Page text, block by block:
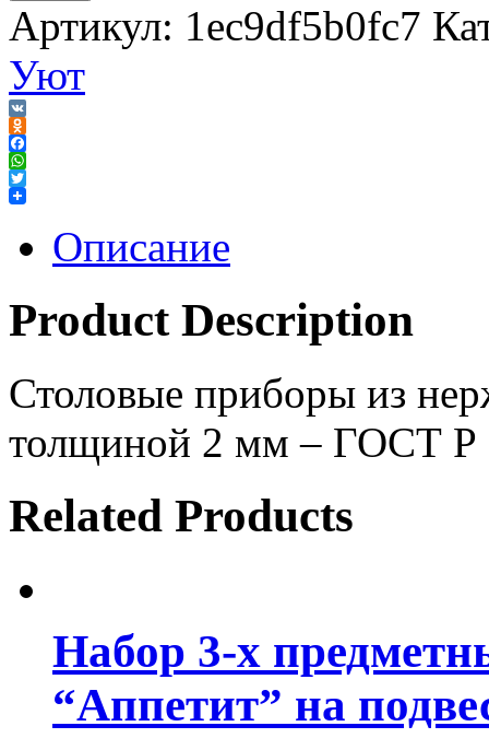
Артикул: 1ec9df5b0fc7
Уют
VK
Odnoklassniki
Facebook
WhatsApp
Twitter
Описание
Product Description
Столовые приборы из
толщиной 2 мм – ГОСТ Р
Related Products
Набор 3-х
“Аппетит” на